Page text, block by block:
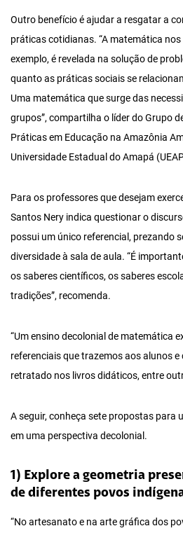
Outro benefício é ajudar a resgatar a
práticas cotidianas. “A matemática
exemplo, é revelada na solução de
quanto as práticas sociais se
Uma matemática que surge das
grupos”, compartilha o líder do Grupo
Práticas em Educação na Amazônia
Universidade Estadual do Amapá
Para os professores que desejam
Santos Nery indica questionar o
possui um único referencial, prezando
diversidade à sala de aula. “É
os saberes científicos, os saberes
tradições”, recomenda.
“Um ensino decolonial de matemática
referenciais que trazemos aos alunos
retratado nos livros didáticos, entre
A seguir, conheça sete propostas para
em uma perspectiva decolonial.
1) Explore a geometria
de diferentes povos
“No artesanato e na arte gráfica dos